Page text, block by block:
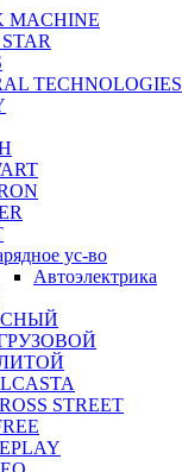
MACHINE
TECHNOLOGIES
ус-во
Автоэлектрика
STREET